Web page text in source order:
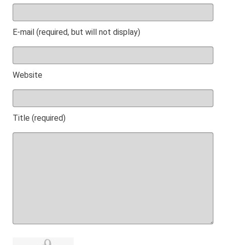
E-mail (required, but will not display)
Website
Title (required)